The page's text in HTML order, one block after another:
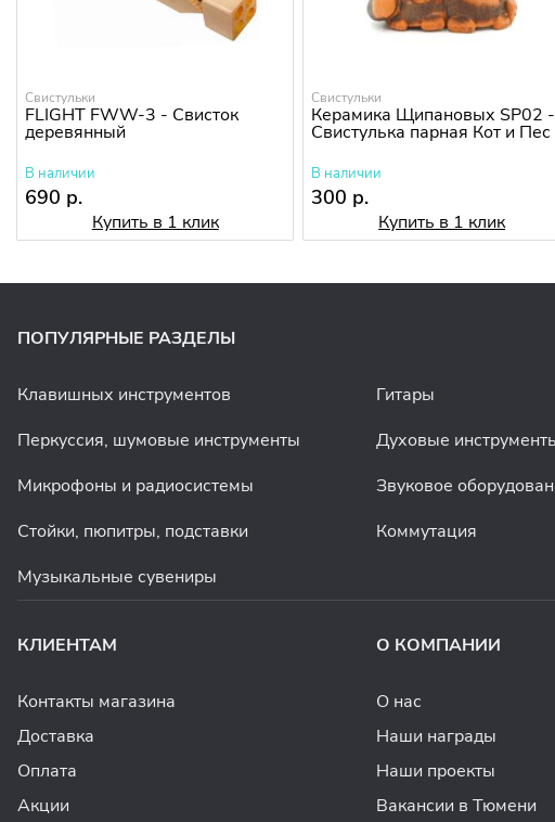
Свистульки
FLIGHT FWW-3 - Свисток
деревянный
В наличии
690 р.
Купить в 1 клик
Свистульки
Керамика Щипановых SP02 -
Свистулька парная Кот и Пес
В наличии
300 р.
Купить в 1 клик
ПОПУЛЯРНЫЕ РАЗДЕЛЫ
Клавишных инструментов Гитары
Перкуссия, шумовые инструменты
Духовые
Микрофоны и радиосистемы
Звуковое
Стойки, пюпитры, подставки
Коммутация
Музыкальные сувениры
КЛИЕНТАМ
Контакты магазина
Доставка
Оплата
Акции
О КОМПАНИИ
О нас
Наши награды
Наши проекты
Вакансии в Тюмени